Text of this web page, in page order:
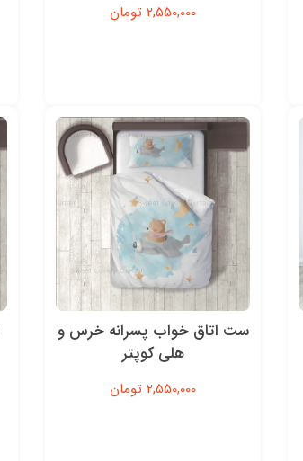
2,550,000 تومان
ست اتاق خواب پسرانه خرس و
هلی کوپتر
2,550,000 تومان